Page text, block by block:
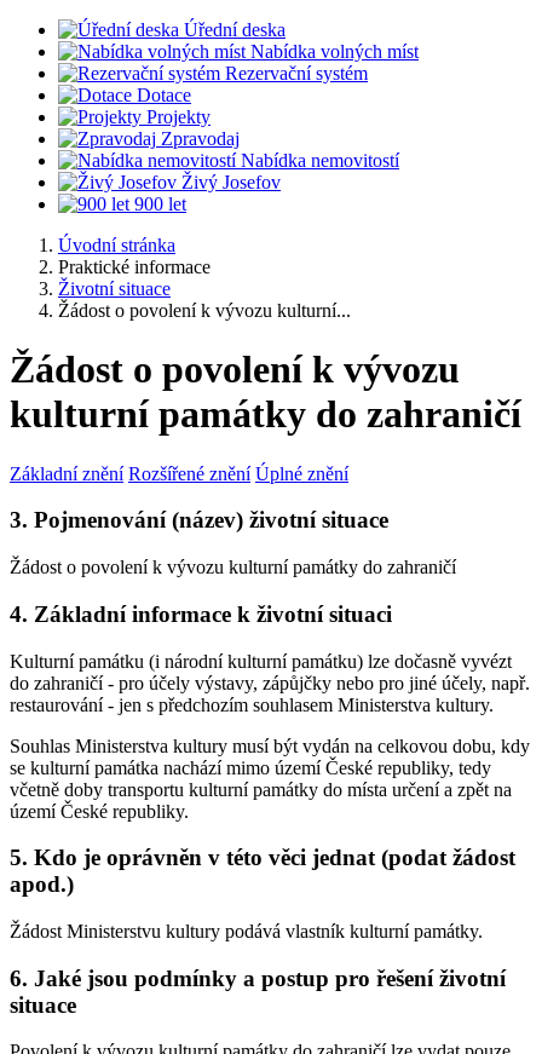
Úřední deska
Nabídka volných míst
Rezervační systém
Dotace
Projekty
Zpravodaj
Nabídka nemovitostí
Živý Josefov
900 let
Úvodní stránka
Praktické informace
Životní situace
Žádost o povolení k vývozu kulturní...
Žádost o povolení k vývozu
kulturní památky do zahraničí
Základní znění Rozšířené znění Úplné znění
3. Pojmenování (název) životní situace
Žádost o povolení k vývozu kulturní památky do zahraničí
4. Základní informace k životní situaci
Kulturní památku (i národní kulturní památku) lze dočasně vyvézt
do zahraničí - pro účely výstavy, zápůjčky nebo pro jiné účely, např.
restaurování - jen s předchozím souhlasem Ministerstva kultury.
Souhlas Ministerstva kultury musí být vydán na celkovou dobu, kdy
se kulturní památka nachází mimo území České republiky, tedy
včetně doby transportu kulturní památky do místa určení a zpět na
území České republiky.
5. Kdo je oprávněn v této věci jednat (podat žádost
apod.)
Žádost Ministerstvu kultury podává vlastník kulturní památky.
6. Jaké jsou podmínky a postup pro řešení životní
situace